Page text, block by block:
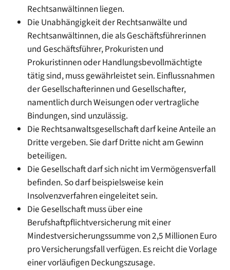
Rechtsanwältinnen liegen.
Die Unabhängigkeit der Rechtsanwälte und
Rechtsanwältinnen, die als Geschäftsführerinnen
und Geschäftsführer, Prokuristen und
Prokuristinnen oder Handlungsbevollmächtigte
tätig sind, muss gewährleistet sein. Einflussnahmen
der Gesellschafterinnen und Gesellschafter,
namentlich durch Weisungen oder vertragliche
Bindungen, sind unzulässig.
Die Rechtsanwaltsgesellschaft darf keine Anteile an
Dritte vergeben. Sie darf Dritte nicht am Gewinn
beteiligen.
Die Gesellschaft darf sich nicht im Vermögensverfall
befinden. So darf beispielsweise kein
Insolvenzverfahren eingeleitet sein.
Die Gesellschaft muss über eine
Berufshaftpflichtversicherung mit einer
Mindestversicherungssumme von 2,5 Millionen Euro
pro Versicherungsfall verfügen. Es reicht die Vorlage
einer vorläufigen Deckungszusage.